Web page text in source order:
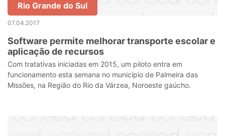
Rio Grande do Sul
07.04.2017
Software permite melhorar transporte escolar e
aplicação de recursos
Com tratativas iniciadas em 2015, um piloto entra em
funcionamento esta semana no município de Palmeira das
Missões, na Região do Rio da Várzea, Noroeste gaúcho.